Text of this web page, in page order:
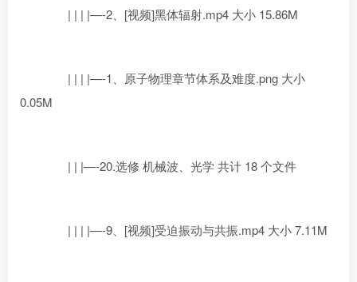
| | | |—-2、[视频]黑体辐射.mp4 大小 15.86M
| | | |—-1、原子物理章节体系及难度.png 大小
0.05M
| | |—-20.选修 机械波、光学 共计 18 个文件
| | | |—-9、[视频]受迫振动与共振.mp4 大小 7.11M